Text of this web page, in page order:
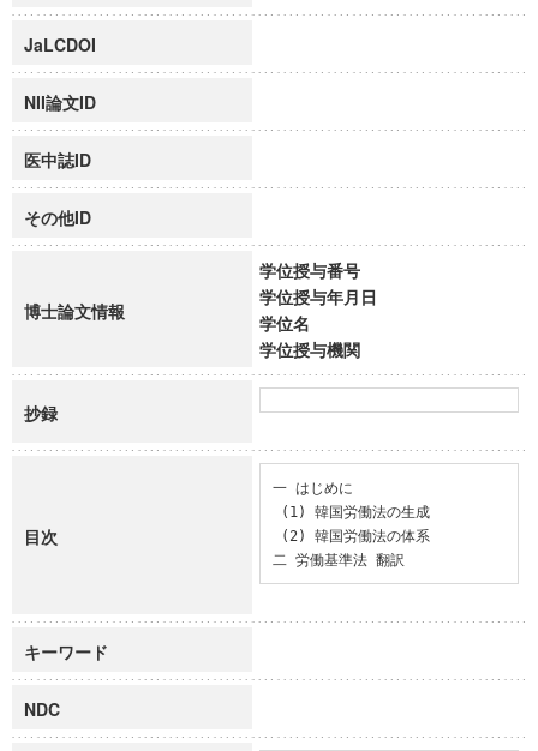
JaLCDOI
NII論文ID
医中誌ID
その他ID
博士論文情報
学位授与番号
学位授与年月日
学位名
学位授与機関
抄録
目次
一 はじめに
二 労働基準法 翻訳
キーワード
NDC